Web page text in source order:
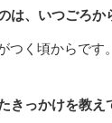
は、いつごろか
つく頃からです
きっかけを教え